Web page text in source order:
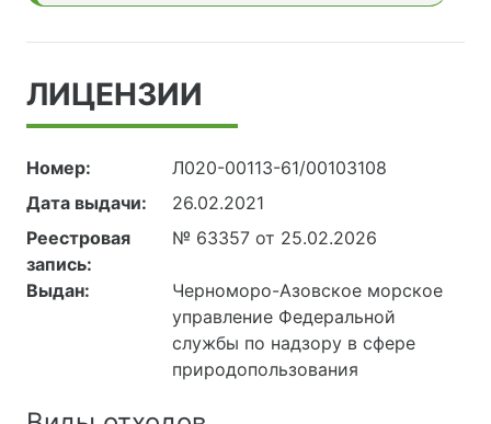
ЛИЦЕНЗИИ
Номер:
Л020-00113-61/00103108
Дата выдачи:
26.02.2021
Реестровая
запись:
№ 63357 от 25.02.2026
Выдан:
Черноморо-Азовское морское
управление Федеральной
службы по надзору в сфере
природопользования